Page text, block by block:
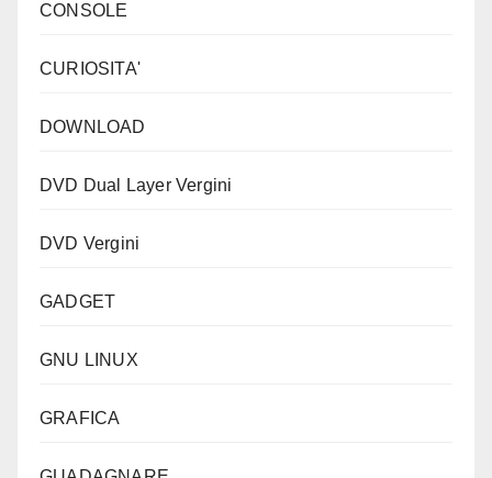
CONSOLE
CURIOSITA'
DOWNLOAD
DVD Dual Layer Vergini
DVD Vergini
GADGET
GNU LINUX
GRAFICA